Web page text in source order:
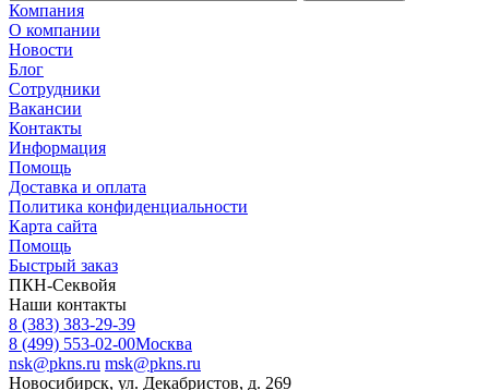
Компания
О компании
Новости
Блог
Сотрудники
Вакансии
Контакты
Информация
Помощь
Доставка и оплата
Политика конфиденциальности
Карта сайта
Помощь
Быстрый заказ
ПКН-Секвойя
Наши контакты
8 (383) 383-29-39
8 (499) 553-02-00Москва
nsk@pkns.ru msk@pkns.ru
Новосибирск, ул. Декабристов, д. 269